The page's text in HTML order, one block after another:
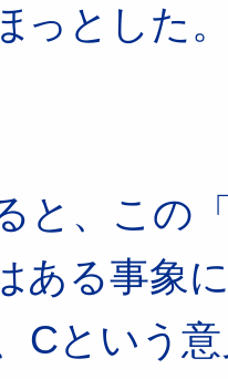
っとした
と、この
ある事象
Cという